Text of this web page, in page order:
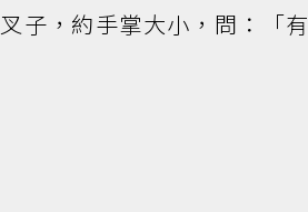
子，約手掌大小，問：「有